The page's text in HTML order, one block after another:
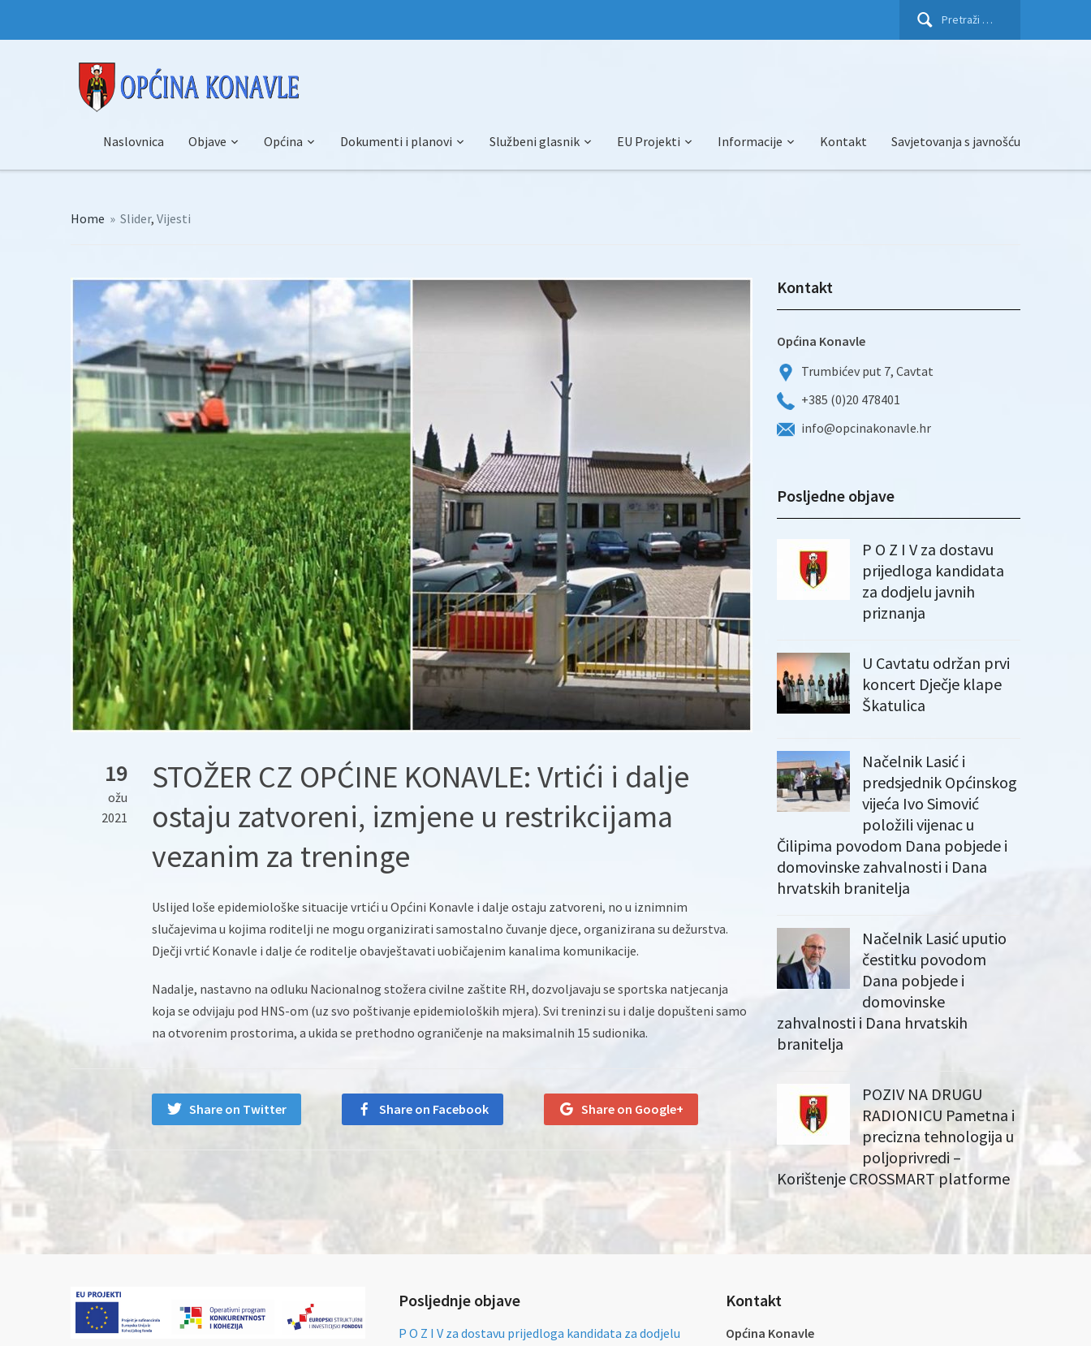
Pretraži:
Naslovnica Objave Općina Dokumenti i planovi Službeni glasnik EU Projekti Informacije Kontakt Savjetovanja s javnošću
Home » Slider, Vijesti
19
ožu
2021
STOŽER CZ OPĆINE KONAVLE: Vrtići i dalje
ostaju zatvoreni, izmjene u restrikcijama
vezanim za treninge
Uslijed loše epidemiološke situacije vrtići u Općini Konavle i dalje ostaju zatvoreni, no u iznimnim
slučajevima u kojima roditelji ne mogu organizirati samostalno čuvanje djece, organizirana su dežurstva.
Dječji vrtić Konavle i dalje će roditelje obavještavati uobičajenim kanalima komunikacije.
Nadalje, nastavno na odluku Nacionalnog stožera civilne zaštite RH, dozvoljavaju se sportska natjecanja
koja se odvijaju pod HNS-om (uz svo poštivanje epidemioloških mjera). Svi treninzi su i dalje dopušteni samo
na otvorenim prostorima, a ukida se prethodno ograničenje na maksimalnih 15 sudionika.
Share on Twitter Share on Facebook Share on Google+
Kontakt
Općina Konavle
Trumbićev put 7, Cavtat
+385 (0)20 478401
info@opcinakonavle.hr
Posljedne objave
P O Z I V za dostavu
prijedloga kandidata
za dodjelu javnih
priznanja
U Cavtatu održan prvi
koncert Dječje klape
Škatulica
Načelnik Lasić i
predsjednik Općinskog
vijeća Ivo Simović
položili vijenac u
Čilipima povodom Dana pobjede i
domovinske zahvalnosti i Dana
hrvatskih branitelja
Načelnik Lasić uputio
čestitku povodom
Dana pobjede i
domovinske
zahvalnosti i Dana hrvatskih
branitelja
POZIV NA DRUGU
RADIONICU Pametna i
precizna tehnologija u
poljoprivredi –
Korištenje CROSSMART platforme
Posljednje objave
P O Z I V za dostavu prijedloga kandidata za dodjelu
Kontakt
Općina Konavle